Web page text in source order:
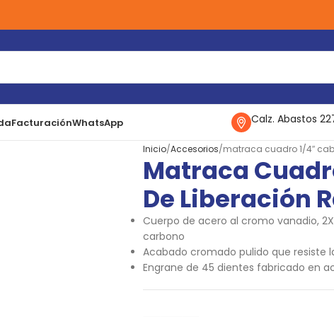
FacturaciónWhatsApp Calz. Abastos
Inicio Accesorios matraca cuadro 1/4″
Matraca
De Liberación
Cuerpo de acero al cromo vanadio,
carbono
Acabado cromado pulido que resiste
Engrane de 45 dientes fabricado en